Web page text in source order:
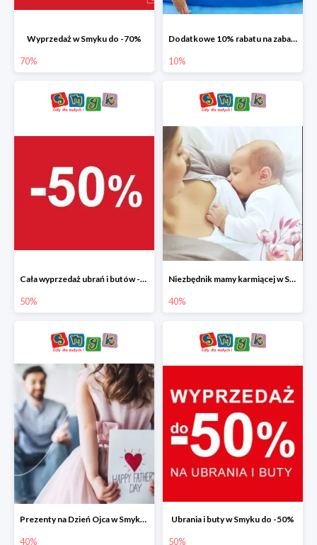
Wyprzedaż w Smyku do -70%
70%
Dodatkowe 10% rabatu na zabawki ogrodowe i baseny
10%
Cała wyprzedaż ubrań i butów -50%
50%
Niezbędnik mamy karmiącej w Smyku do -40%
40%
Prezenty na Dzień Ojca w Smyku do -40%
40%
Ubrania i buty w Smyku do -50%
50%